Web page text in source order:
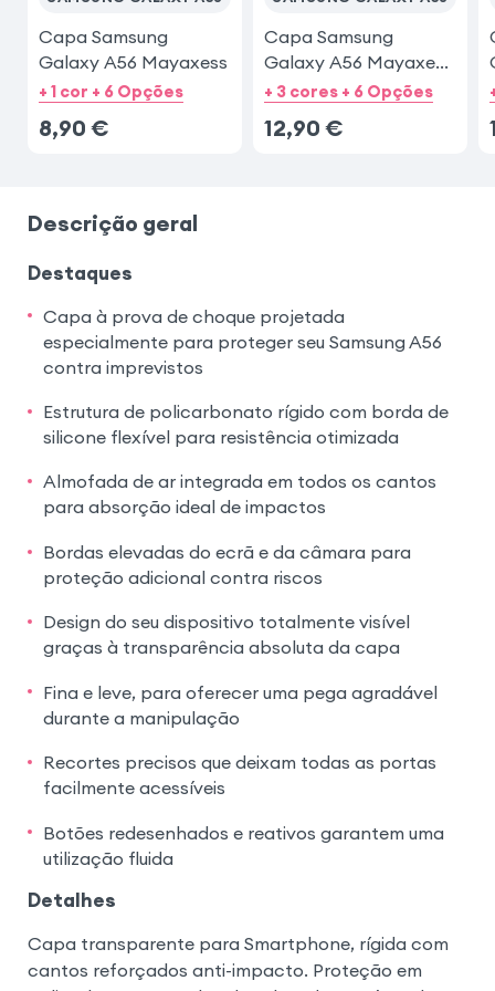
Capa Samsung
Galaxy A56 Mayaxess
+ 1 cor + 6 Opções
8,90 €
Capa Samsung
Galaxy A56 Mayaxess
Preta
+ 3 cores + 6 Opções
12,90 €
Descrição geral
Destaques
Capa à prova de choque projetada
especialmente para proteger seu Samsung A56
contra imprevistos
Estrutura de policarbonato rígido com borda de
silicone flexível para resistência otimizada
Almofada de ar integrada em todos os cantos
para absorção ideal de impactos
Bordas elevadas do ecrã e da câmara para
proteção adicional contra riscos
Design do seu dispositivo totalmente visível
graças à transparência absoluta da capa
Fina e leve, para oferecer uma pega agradável
durante a manipulação
Recortes precisos que deixam todas as portas
facilmente acessíveis
Botões redesenhados e reativos garantem uma
utilização fluida
Detalhes
Capa transparente para Smartphone, rígida com
cantos reforçados anti-impacto. Proteção em